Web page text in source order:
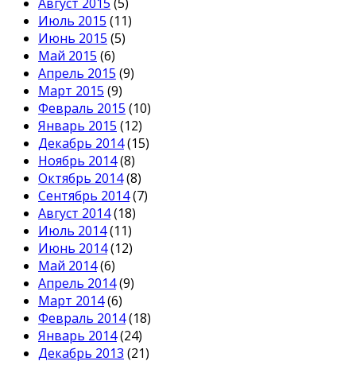
Июль 2015 (11)
Июнь 2015 (5)
Май 2015 (6)
Апрель 2015 (9)
Март 2015 (9)
Февраль 2015 (10)
Январь 2015 (12)
Декабрь 2014(15)
Ноябрь 2014(8)
Октябрь 2014(8)
Сентябрь 2014(7)
Август 2014(18)
Июль 2014(11)
Июнь 2014(12)
Май 2014(6)
Апрель 2014(9)
Март 2014(6)
Февраль 2014(18)
Январь 2014(24)
Декабрь 2013 (21)